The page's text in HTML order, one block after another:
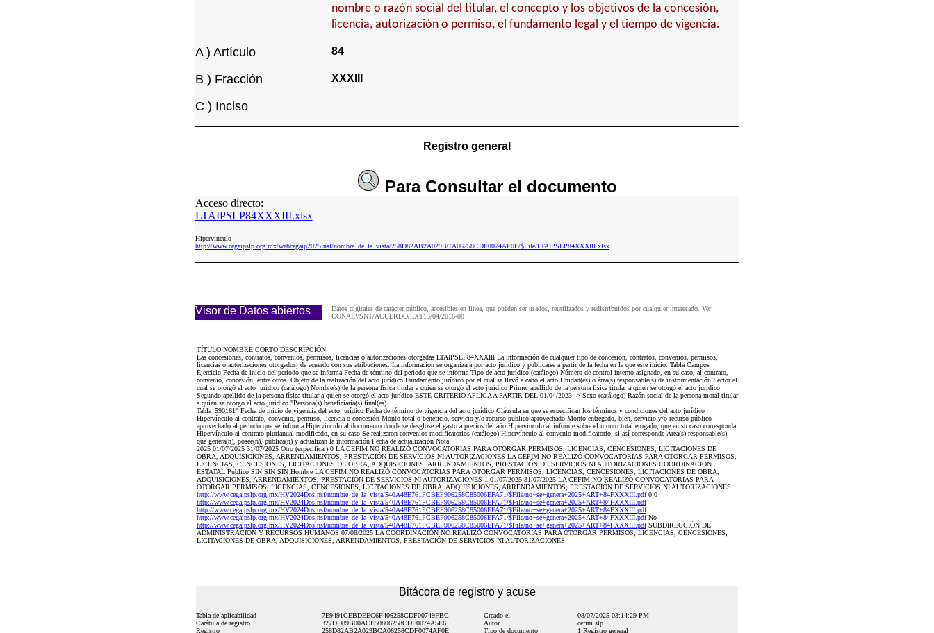
nombre o razón social del titular, el concepto y los objetivos de la concesión,
licencia, autorización o permiso, el fundamento legal y el tiempo de vigencia.
A ) Artículo 84
B ) Fracción XXXIII
C ) Inciso
Registro general
Para Consultarel documento
Acceso directo:
LTAIPSLP84XXXIII.xlsx
Hipervinculo
http://www.cegaipslp.org.mx/webcegaip2025.nsf/nombre_de_la_vista/258D82AB2A029BCA06258CDF0074AF0E/$File/LTAIPSLP84XXXIII.xlsx
Visor de Datos abiertos
Datos digitales de caracter público, accesibles en linea, que pueden ser usados, reutilizados y redistribuidos por cualquier interesado. Ver
CONAIP/SNT/ACUERDO/EXT13/04/2016-08
TÍTULO NOMBRE CORTO DESCRIPCIÓN
Las concesiones, contratos, convenios, permisos, licencias o autorizaciones otorgadas LTAIPSLP84XXXIII La información de cualquier tipo de concesión, contratos, convenios, permisos,
licencias o autorizaciones otorgados, de acuerdo con sus atribuciones. La información se organizará por acto jurídico y publicarse a partir de la fecha en la que éste inició. Tabla Campos
Ejercicio Fecha de inicio del periodo que se informa Fecha de término del periodo que se informa Tipo de acto jurídico (catálogo) Número de control interno asignado, en su caso, al contrato,
convenio, concesión, entre otros. Objeto de la realización del acto jurídico Fundamento jurídico por el cual se llevó a cabo el acto Unidad(es) o área(s) responsable(s) de instrumentación Sector al
cual se otorgó el acto jurídico (catálogo) Nombre(s) de la persona física titular a quien se otorgó el acto jurídico Primer apellido de la persona física titular a quien se otorgó el acto jurídico
Segundo apellido de la persona física titular a quien se otorgó el acto jurídico ESTE CRITERIO APLICA A PARTIR DEL 01/04/2023 -> Sexo (catálogo) Razón social de la persona moral titular
a quien se otorgó el acto jurídico "Persona(s) beneficiaria(s) final(es)
Tabla_590161" Fecha de inicio de vigencia del acto jurídico Fecha de término de vigencia del acto jurídico Cláusula en que se especifican los términos y condiciones del acto jurídico
Hipervínculo al contrato, convenio, permiso, licencia o concesión Monto total o beneficio, servicio y/o recurso público aprovechado Monto entregado, bien, servicio y/o recurso público
aprovechado al periodo que se informa Hipervínculo al documento donde se desglose el gasto a precios del año Hipervínculo al informe sobre el monto total erogado, que en su caso corresponda
Hipervínculo al contrato plurianual modificado, en su caso Se realizaron convenios modificatorios (catálogo) Hipervínculo al convenio modificatorio, si así corresponde Área(s) responsable(s)
que genera(n), posee(n), publica(n) y actualizan la información Fecha de actualización Nota
2025 01/07/2025 31/07/2025 Otro (especificar) 0 LA CEFIM NO REALIZÓ CONVOCATORIAS PARA OTORGAR PERMISOS, LICENCIAS, CENCESIONES, LICITACIONES DE
OBRA, ADQUISICIONES, ARRENDAMIENTOS, PRESTACIÓN DE SERVICIOS NI AUTORIZACIONES LA CEFIM NO REALIZÓ CONVOCATORIAS PARA OTORGAR PERMISOS,
LICENCIAS, CENCESIONES, LICITACIONES DE OBRA, ADQUISICIONES, ARRENDAMIENTOS, PRESTACIÓN DE SERVICIOS NI AUTORIZACIONES COORDINACION
ESTATAL Público SIN SIN SIN Hombre LA CEFIM NO REALIZÓ CONVOCATORIAS PARA OTORGAR PERMISOS, LICENCIAS, CENCESIONES, LICITACIONES DE OBRA,
ADQUISICIONES, ARRENDAMIENTOS, PRESTACIÓN DE SERVICIOS NI AUTORIZACIONES 1 01/07/2025 31/07/2025 LA CEFIM NO REALIZÓ CONVOCATORIAS PARA
OTORGAR PERMISOS, LICENCIAS, CENCESIONES, LICITACIONES DE OBRA, ADQUISICIONES, ARRENDAMIENTOS, PRESTACIÓN DE SERVICIOS NI AUTORIZACIONES
http://www.cegaipslp.org.mx/HV2024Dos.nsf/nombre_de_la_vista/540A48E761FCBEF906258C85006EFA71/$File/no+se+genera+2025+ART+84FXXXIII.pdf0 0
http://www.cegaipslp.org.mx/HV2024Dos.nsf/nombre_de_la_vista/540A48E761FCBEF906258C85006EFA71/$File/no+se+genera+2025+ART+84FXXXIII.pdf
http://www.cegaipslp.org.mx/HV2024Dos.nsf/nombre_de_la_vista/540A48E761FCBEF906258C85006EFA71/$File/no+se+genera+2025+ART+84FXXXIII.pdf
http://www.cegaipslp.org.mx/HV2024Dos.nsf/nombre_de_la_vista/540A48E761FCBEF906258C85006EFA71/$File/no+se+genera+2025+ART+84FXXXIII.pdfNo
http://www.cegaipslp.org.mx/HV2024Dos.nsf/nombre_de_la_vista/540A48E761FCBEF906258C85006EFA71/$File/no+se+genera+2025+ART+84FXXXIII.pdfSUBDIRECCIÓN DE
ADMINISTRACIÓN Y RECURSOS HUMANOS 07/08/2025 LA COORDINACIÓN NO REALIZÓ CONVOCATORIAS PARA OTORGAR PERMISOS, LICENCIAS, CENCESIONES,
LICITACIONES DE OBRA, ADQUISICIONES, ARRENDAMIENTOS, PRESTACIÓN DE SERVICIOS NI AUTORIZACIONES
Bitácora de registro y acuse
Tabla de aplicabilidad 7E9491CEBDEEC6F406258CDF00749FBC Creado el
08/07/2025 03:14:29 PM
Carátula de registro
327DD89B00ACE50806258CDF0074A5E6 Autor
cefim slp
Registro
258D82AB2A029BCA06258CDF0074AF0E Tipo de documento 1 Registro general